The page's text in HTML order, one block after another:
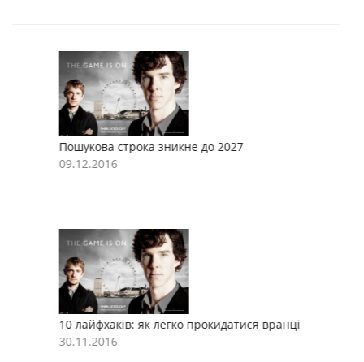
Пошукова строка зникне до 2027
09.12.2016
10 лайфхаків: як легко прокидатися вранці
30.11.2016